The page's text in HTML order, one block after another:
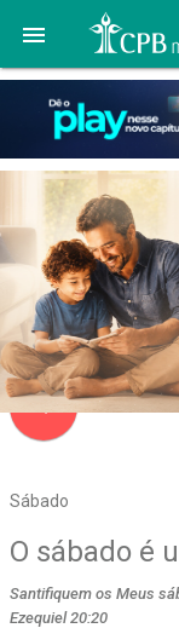

Sábado
navigate_before
O sábado é
Santifiquem os Meus
Ezequiel 20:20